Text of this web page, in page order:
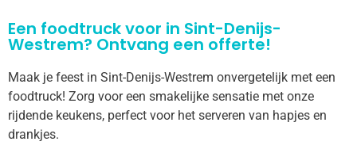
Een foodtruck voor in Sint-Denijs-
Westrem? Ontvang een offerte!
Maak je feest in Sint-Denijs-Westrem onvergetelijk met een
foodtruck! Zorg voor een smakelijke sensatie met onze
rijdende keukens, perfect voor het serveren van hapjes en
drankjes.